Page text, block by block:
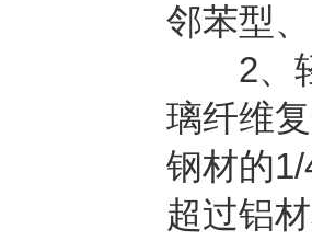
邻苯型
2、轻
璃纤维
钢材的
超过铝